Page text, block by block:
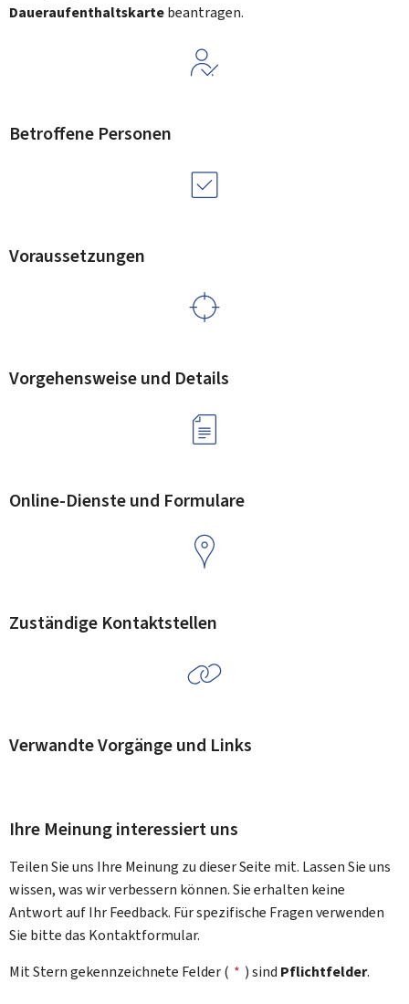
Daueraufenthaltskartebeantragen.
Betroffene Personen
Voraussetzungen
Vorgehensweise und Details
Online-Dienste und Formulare
Zuständige Kontaktstellen
Verwandte Vorgänge und Links
Ihre Meinung interessiert uns
Teilen Sie uns Ihre Meinung zu dieser Seite mit. Lassen Sie uns
wissen, was wir verbessern können. Sie erhalten keine
Antwort auf Ihr Feedback. Für spezifische Fragen verwenden
Sie bitte das Kontaktformular.
Mit Stern gekennzeichnete Felder ( * ) sind Pflichtfelder.